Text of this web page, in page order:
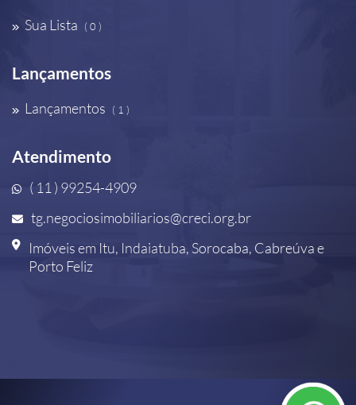
Sua Lista ( 0 )
Lançamentos
Lançamentos ( 1 )
Atendimento
( 11 ) 99254-4909
tg.negociosimobiliarios@creci.org.br
Imóveis em Itu, Indaiatuba, Sorocaba, Cabreúva e
Porto Feliz